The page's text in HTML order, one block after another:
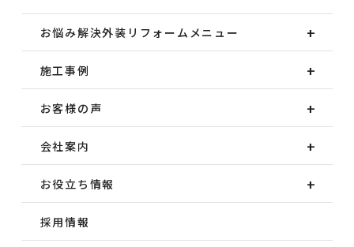
お悩み解決外装 リフォームメニュー
施工事例
お客様の声
会社案内
お役立ち情報
採用情報